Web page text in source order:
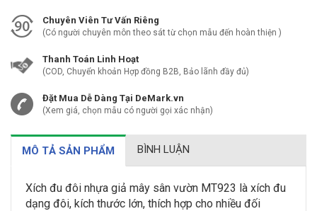
Chuyên Viên Tư Vấn Riêng
(Có người chuyên môn theo sát từ chọn mẫu đến hoàn thiện )
Thanh Toán Linh Hoạt
(COD, Chuyển khoản Hợp đồng B2B, Bảo lãnh đầy đủ)
Đặt Mua Dễ Dàng Tại DeMark.vn
(Xem giá, chọn mẫu có người gọi xác nhận)
MÔ TẢ SẢN PHẨM BÌNH LUẬN
Xích đu đôi nhựa giả mây sân vườn MT923 là xích đu
dạng đôi, kích thước lớn, thích hợp cho nhiều đối